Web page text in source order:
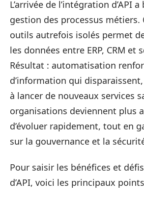
L’arrivée de l’intégration d’API
gestion des processus métiers.
outils autrefois isolés permet
les données entre ERP, CRM et
Résultat : automatisation
d’information qui
à lancer de nouveaux services
organisations deviennent plus
d’évoluer rapidement, tout en
sur la gouvernance et la
Pour saisir les bénéfices et
d’API, voici les principaux